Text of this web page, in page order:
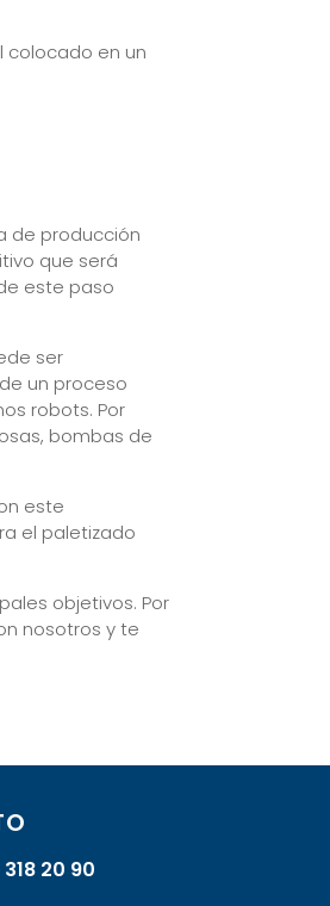
colocado en un
de producción
que será
este paso
ser
un proceso
robots. Por
bombas de
este
el paletizado
objetivos. Por
nosotros y te
20 90